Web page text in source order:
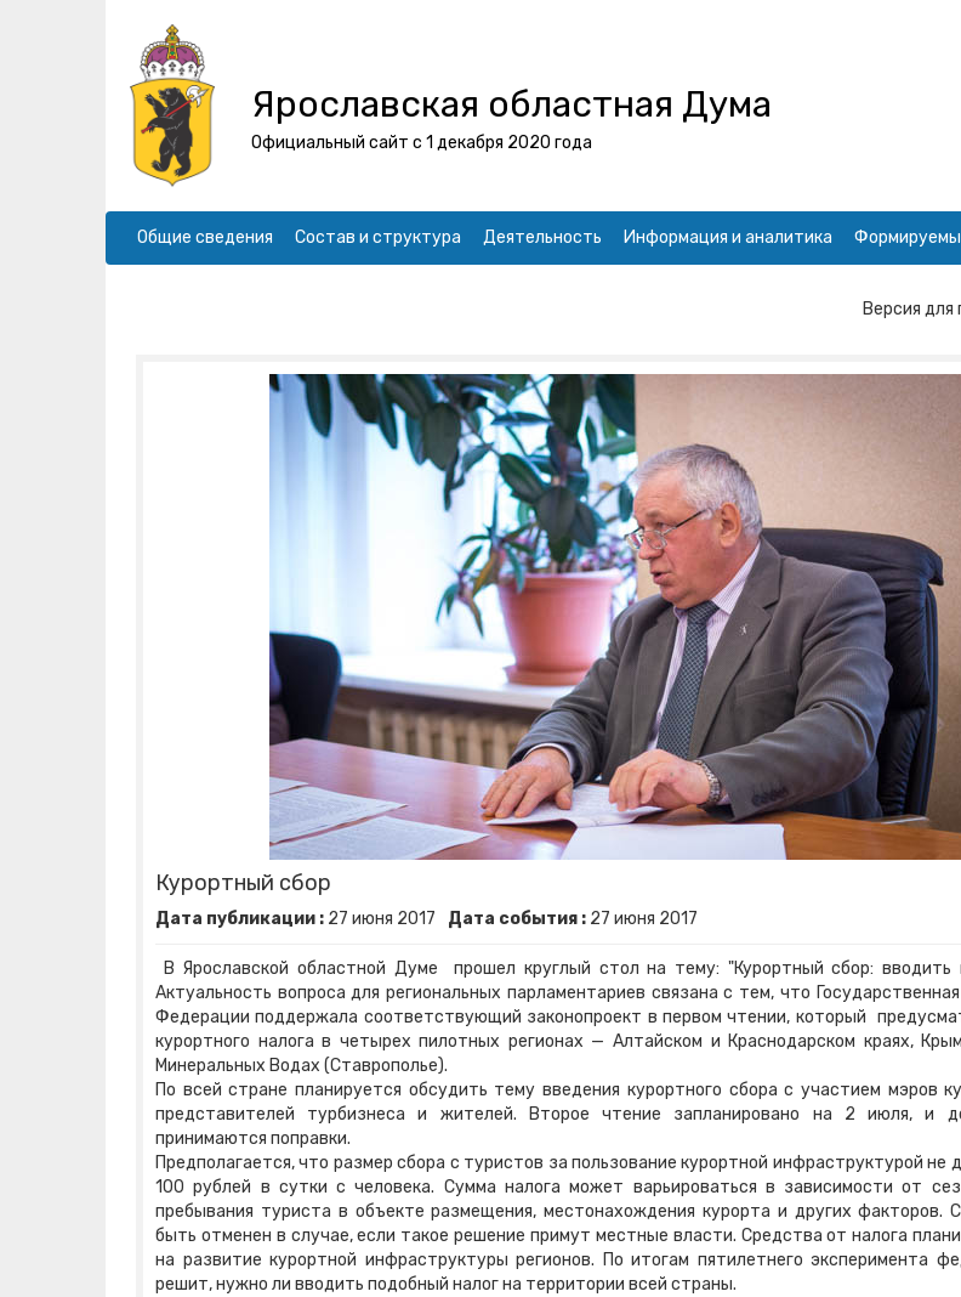
Ярославская областная Дума
Официальный сайт с 1 декабря 2020 года
Общие сведения Состав и структура Деятельность Информация и аналитика
Версия для
Курортный сбор
Дата публикации : 27 июня 2017 Дата события : 27 июня 2017
В Ярославской областной Думе прошел круглый стол на тему: "Курортный сбор: вводить
Актуальность вопроса для региональных парламентариев связана с тем, что
Федерации поддержала соответствующий законопроект в первом чтении, который
курортного налога в четырех пилотных регионах — Алтайском и Краснодарском краях,
Минеральных Водах (Ставрополье).
По всей стране планируется обсудить тему введения курортного сбора с участием мэров
представителей турбизнеса и жителей. Второе чтение запланировано на 2 июля, и
принимаются поправки.
Предполагается, что размер сбора с туристов за пользование курортной инфраструктурой не
100 рублей в сутки с человека. Сумма налога может варьироваться в зависимости от
пребывания туриста в объекте размещения, местонахождения курорта и других факторов.
быть отменен в случае, если такое решение примут местные власти. Средства от налога
на развитие курортной инфраструктуры регионов. По итогам пятилетнего эксперимента
решит, нужно ли вводить подобный налог на территории всей страны.